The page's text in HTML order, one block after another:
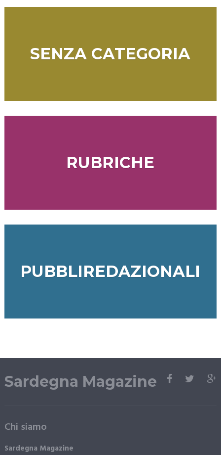
SENZA CATEGORIA
RUBRICHE
PUBBLIREDAZIONALI
Sardegna Magazine
Chi siamo
Sardegna Magazine